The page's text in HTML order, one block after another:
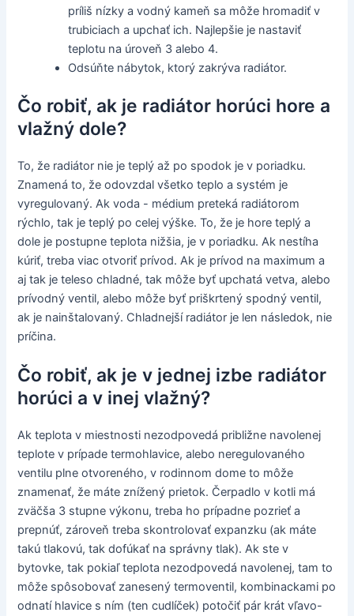
príliš nízky a vodný kameň sa môže hromadiť v
trubiciach a upchať ich. Najlepšie je nastaviť
teplotu na úroveň 3 alebo 4.
Odsúňte nábytok, ktorý zakrýva radiátor.
Čo robiť, ak je radiátor horúci hore a
vlažný dole?
To, že radiátor nie je teplý až po spodok je v poriadku.
Znamená to, že odovzdal všetko teplo a systém je
vyregulovaný. Ak voda - médium preteká radiátorom
rýchlo, tak je teplý po celej výške. To, že je hore teplý a
dole je postupne teplota nižšia, je v poriadku. Ak nestíha
kúriť, treba viac otvoriť prívod. Ak je prívod na maximum a
aj tak je teleso chladné, tak môže byť upchatá vetva, alebo
prívodný ventil, alebo môže byť priškrtený spodný ventil,
ak je nainštalovaný. Chladnejší radiátor je len následok, nie
príčina.
Čo robiť, ak je v jednej izbe radiátor
horúci a v inej vlažný?
Ak teplota v miestnosti nezodpovedá približne navolenej
teplote v prípade termohlavice, alebo neregulovaného
ventilu plne otvoreného, v rodinnom dome to môže
znamenať, že máte znížený prietok. Čerpadlo v kotli má
zväčša 3 stupne výkonu, treba ho prípadne pozrieť a
prepnúť, zároveň treba skontrolovať expanzku (ak máte
takú tlakovú, tak dofúkať na správny tlak). Ak ste v
bytovke, tak pokiaľ teplota nezodpovedá navolenej, tam to
môže spôsobovať zanesený termoventil, kombinackami po
odnatí hlavice s ním (ten cudlíček) potočiť pár krát vľavo-